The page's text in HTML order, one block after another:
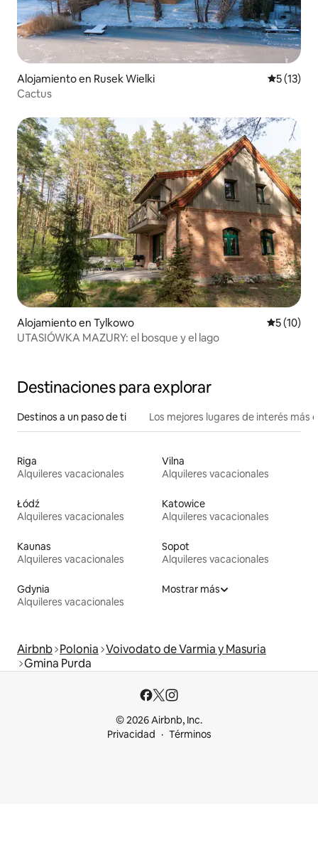
Alojamiento en Rusek Wielki
5 (13)
Cactus
Alojamiento en Tylkowo
5 (10)
UTASIÓWKA MAZURY: el bosque y el lago
Destinaciones para explorar
Destinos a un paso de ti Los mejores lugares de interés más
Riga
Alquileres vacacionales
Vilna
Alquileres vacacionales
Łódź
Alquileres vacacionales
Katowice
Alquileres vacacionales
Kaunas
Alquileres vacacionales
Sopot
Alquileres vacacionales
Gdynia
Alquileres vacacionales
Mostrar más
Airbnb Polonia Voivodato de Varmia y Masuria
Gmina Purda
© 2026 Airbnb, Inc.
Privacidad
Términos